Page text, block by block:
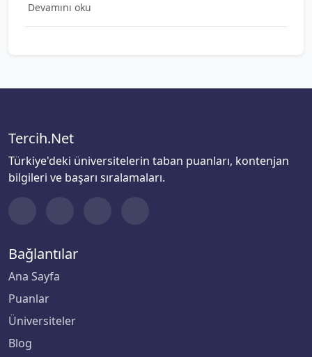
Devamını oku
Tercih.Net
Türkiye'deki üniversitelerin taban puanları, kontenjan
bilgileri ve başarı sıralamaları.
Bağlantılar
Ana Sayfa
Puanlar
Üniversiteler
Blog